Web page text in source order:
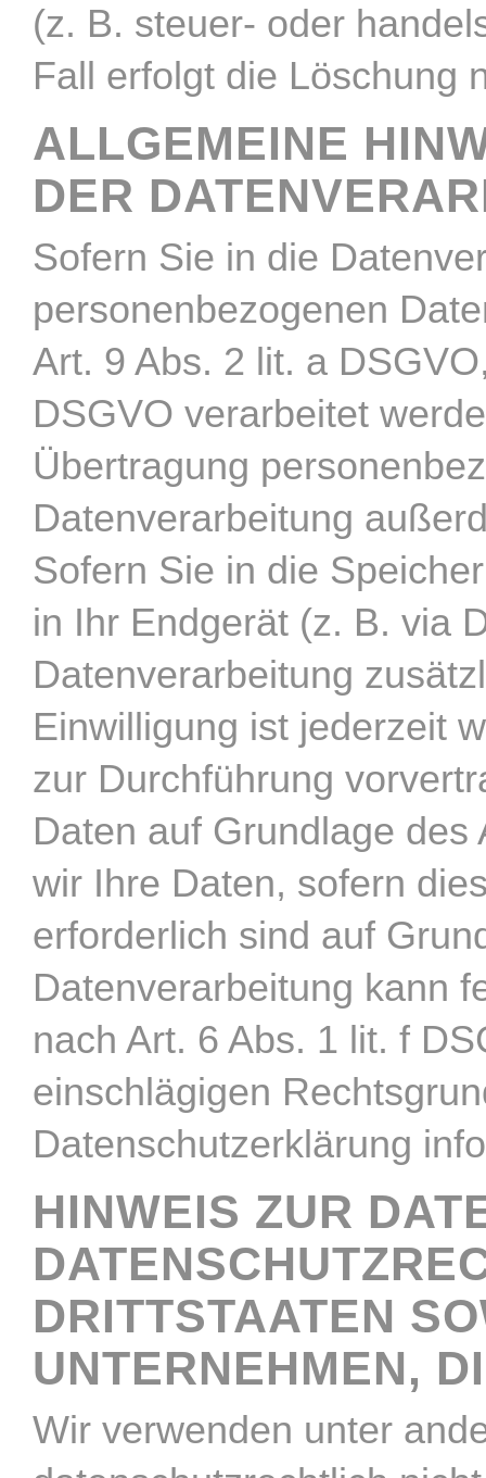
(z. B. steuer- oder
Fall erfolgt die Löschung
ALLGEMEINE
DER
Sofern Sie in die
personenbezogenen
Art. 9 Abs. 2 lit. a
DSGVO verarbeitet
Übertragung
Datenverarbeitung
Sofern Sie in die
in Ihr Endgerät (z. B. via
Datenverarbeitung
Einwilligung ist jederzeit
zur Durchführung
Daten auf Grundlage
wir Ihre Daten, sofern
erforderlich sind auf
Datenverarbeitung kann
nach Art. 6 Abs. 1 lit. f
einschlägigen
Datenschutzerklärung
HINWEIS ZUR
DRITTSTAATEN
UNTERNEHMEN,
Wir verwenden unter